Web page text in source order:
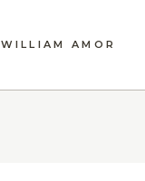
WILLIAM AMOR